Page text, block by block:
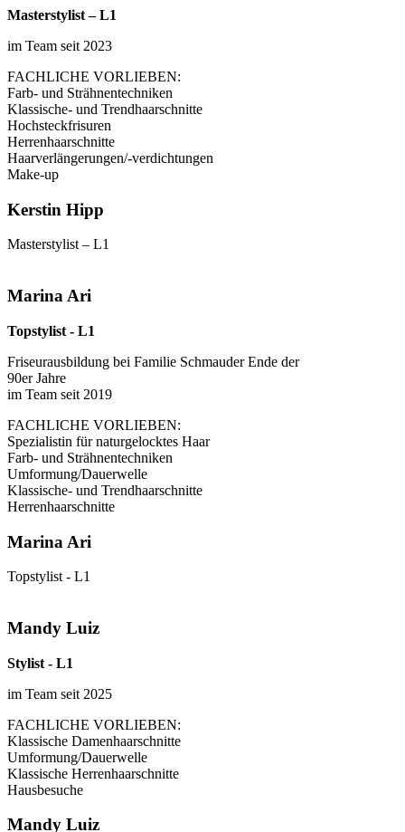
Masterstylist – L1
im Team seit 2023
FACHLICHE VORLIEBEN:
Farb- und Strähnentechniken
Klassische- und Trendhaarschnitte
Hochsteckfrisuren
Herrenhaarschnitte
Haarverlängerungen/-verdichtungen
Make-up
Kerstin Hipp
Masterstylist – L1
Marina Ari
Topstylist - L1
Friseurausbildung bei Familie Schmauder Ende der
90er Jahre
im Team seit 2019
FACHLICHE VORLIEBEN:
Spezialistin für naturgelocktes Haar
Farb- und Strähnentechniken
Umformung/Dauerwelle
Klassische- und Trendhaarschnitte
Herrenhaarschnitte
Marina Ari
Topstylist - L1
Mandy Luiz
Stylist - L1
im Team seit 2025
FACHLICHE VORLIEBEN:
Klassische Damenhaarschnitte
Umformung/Dauerwelle
Klassische Herrenhaarschnitte
Hausbesuche
Mandy Luiz